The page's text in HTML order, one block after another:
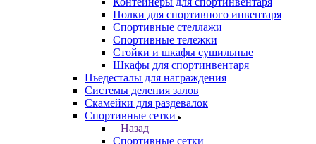
Полки для спортивного инвентаря
Спортивные стеллажи
Спортивные тележки
Стойки и шкафы сушильные
Шкафы для спортинвентаря
Пьедесталы для награждения
Системы деления залов
Скамейки для раздевалок
Спортивные сетки
Назад
Спортивные сетки